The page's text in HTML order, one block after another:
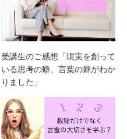
受講生のご感想「現実を創って
いる思考の癖、言葉の癖がわか
りました」